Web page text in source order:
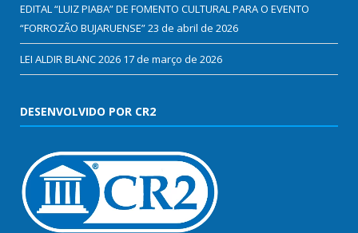
EDITAL “LUIZ PIABA” DE FOMENTO CULTURAL PARA O EVENTO
“FORROZÃO BUJARUENSE”23 de abril de 2026
LEI ALDIR BLANC 2026 17 de março de 2026
DESENVOLVIDO POR CR2